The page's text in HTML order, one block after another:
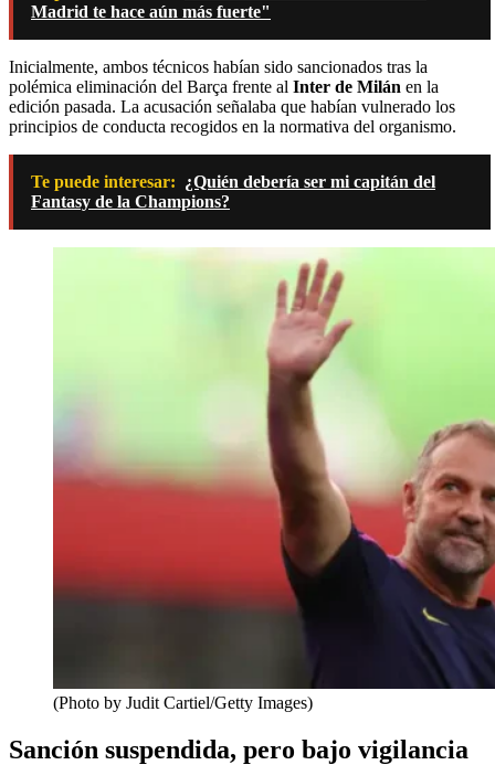
Madrid te hace aún más fuerte"
Inicialmente, ambos técnicos habían sido sancionados tras la
polémica eliminación del Barça frente al Inter de Milán en la
edición pasada. La acusación señalaba que habían vulnerado los
principios de conducta recogidos en la normativa del organismo.
Te puede interesar: ¿Quién debería ser mi capitán del
Fantasy de la Champions?
(Photo by Judit Cartiel/Getty Images)
Sanción suspendida, pero bajo vigilancia